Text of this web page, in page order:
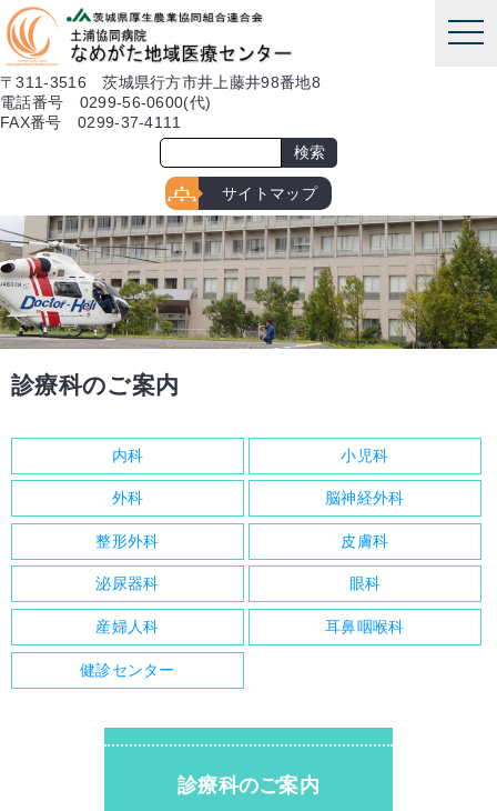
本文へ
〒311-3516 茨城県行方市井上藤井98番地8
電話番号 0299-56-0600(代)
FAX番号 0299-37-4111
サイトマップ
診療科のご案内
内科 小児科
外科 脳神経外科
整形外科 皮膚科
泌尿器科 眼科
産婦人科 耳鼻咽喉科
健診センター
診療科のご案内